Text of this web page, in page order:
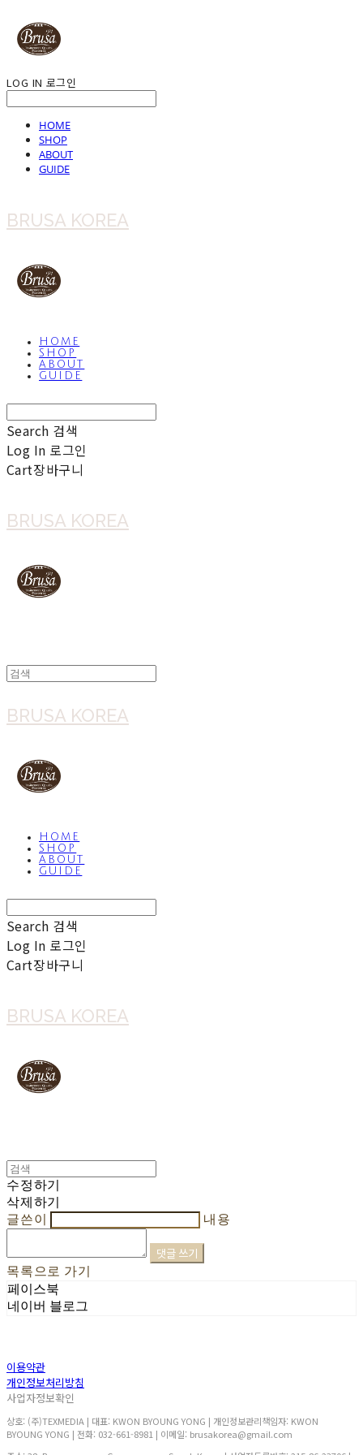
LOG IN 로그인
HOME
SHOP
ABOUT
GUIDE
BRUSA KOREA
HOME
SHOP
ABOUT
GUIDE
Search 검색
Log In 로그인
Cart장바구니
BRUSA KOREA
BRUSA KOREA
HOME
SHOP
ABOUT
GUIDE
Search 검색
Log In 로그인
Cart장바구니
BRUSA KOREA
수정하기
삭제하기
글쓴이
내용
댓글 쓰기
목록으로 가기
페이스북
네이버 블로그
이용약관
개인정보처리방침
사업자정보확인
상호: (주)TEXMEDIA | 대표: KWON BYOUNG YONG | 개인정보관리책임자: KWON
BYOUNG YONG | 전화: 032-661-8981 | 이메일: brusakorea@gmail.com